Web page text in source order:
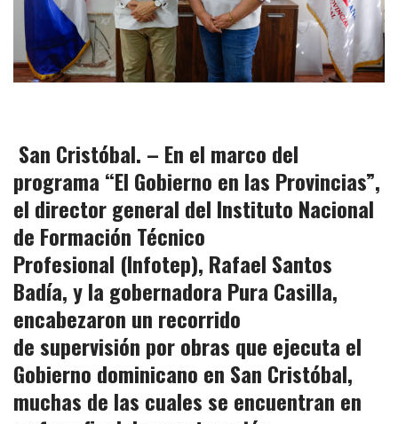
San Cristóbal. – En el marco del
programa “El Gobierno en las Provincias”,
el director general del Instituto Nacional
de Formación Técnico
Profesional (Infotep), Rafael Santos
Badía, y la gobernadora Pura Casilla,
encabezaron un recorrido
de supervisión por obras que ejecuta el
Gobierno dominicano en San Cristóbal,
muchas de las cuales se encuentran en